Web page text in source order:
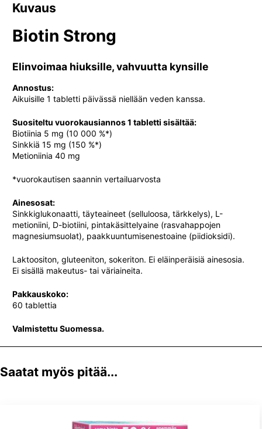
Kuvaus
Biotin Strong
Elinvoimaa hiuksille, vahvuutta kynsille
Annostus:
Aikuisille 1 tabletti päivässä niellään veden kanssa.
Suositeltu vuorokausiannos 1 tabletti sisältää:
Biotiinia 5 mg (10 000 %*)
Sinkkiä 15 mg (150 %*)
Metioniinia 40 mg
*vuorokautisen saannin vertailuarvosta
Ainesosat:
Sinkkiglukonaatti, täyteaineet (selluloosa, tärkkelys), L-
metioniini, D-biotiini, pintakäsittelyaine (rasvahappojen
magnesiumsuolat), paakkuuntumisenestoaine (piidioksidi).
Laktoositon, gluteeniton, sokeriton. Ei eläinperäisiä ainesosia.
Ei sisällä makeutus- tai väriaineita.
Pakkauskoko:
60 tablettia
Valmistettu Suomessa.
Saatat myös pitää...